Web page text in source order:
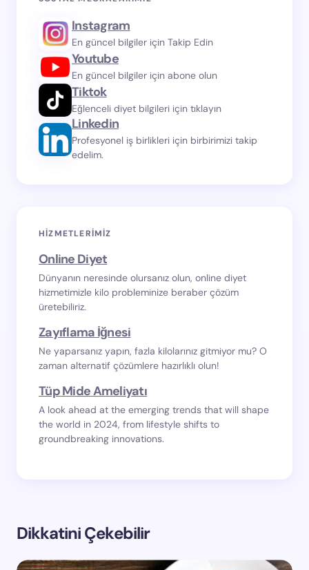
Instagram
En güncel bilgiler için Takip Edin
Youtube
En güncel bilgiler için abone olun
Tiktok
Eğlenceli diyet bilgileri için tıklayın
Linkedin
Profesyonel iş birlikleri için birbirimizi takip
edelim.
HIZMETLERIMIZ
Online Diyet
Dünyanın neresinde olursanız olun, online diyet
hizmetimizle kilo probleminize beraber çözüm
üretebiliriz.
Zayıflama İğnesi
Ne yaparsanız yapın, fazla kilolarınız gitmiyor mu? O
zaman alternatif çözümlere hazırlıklı olun!
Tüp Mide Ameliyatı
A look ahead at the emerging trends that will shape
the world in 2024, from lifestyle shifts to
groundbreaking innovations.
Dikkatini Çekebilir